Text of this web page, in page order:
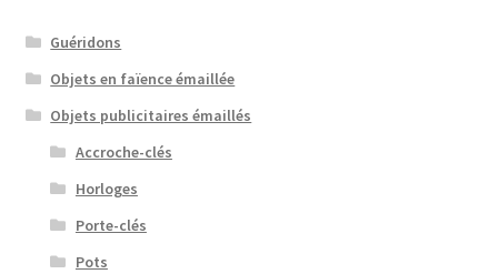
Guéridons
Objets en faïence émaillée
Objets publicitaires émaillés
Accroche-clés
Horloges
Porte-clés
Pots